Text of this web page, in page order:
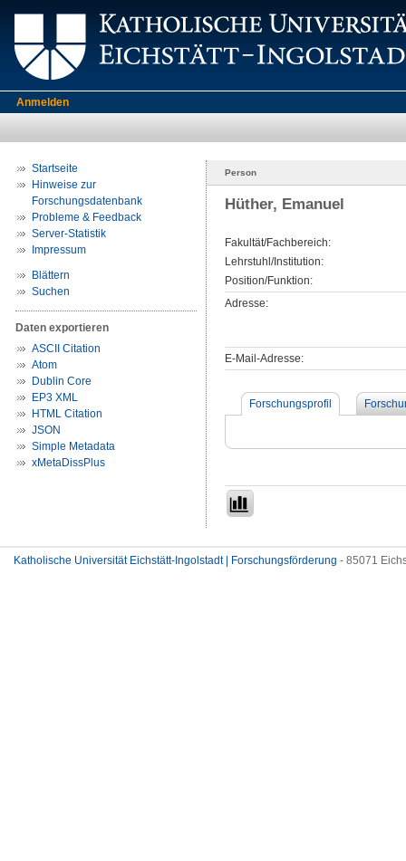
Anmelden
Startseite
Hinweise zur
Forschungsdatenbank
Probleme & Feedback
Server-Statistik
Impressum
Blättern
Suchen
Daten exportieren
ASCII Citation
Atom
Dublin Core
EP3 XML
HTML Citation
JSON
Simple Metadata
xMetaDissPlus
Person
Hüther, Emanuel
Fakultät/Fachbereich:
Lehrstuhl/Institution:
Position/Funktion:
Adresse:
E-Mail-Adresse:
Forschungsprofil
Katholische Universität Eichstätt-Ingolstadt | Forschungsförderung - 85071